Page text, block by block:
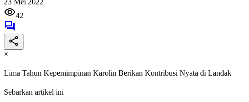
42
×
Lima Tahun Kepemimpinan Karolin Berikan Kontribusi Nyata di Landak
Sebarkan artikel ini